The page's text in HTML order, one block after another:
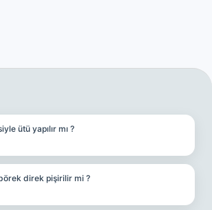
ütü yapılır mı ?
direk pişirilir mi ?